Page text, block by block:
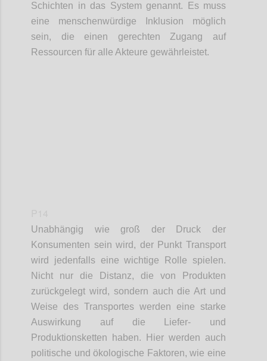
Schichten in das System genannt. Es muss
eine menschenwürdige Inklusion möglich
sein, d ie einen gerechten Zugang auf
Ressourcen für alle Akteure gewährleistet.
Unabhängig wie groß der Druck der
Konsumenten sein wird , der Punkt Transport
wird jedenfalls eine wichtige Rolle spielen.
Nicht nur die Distanz, die von Produkten
zurückgelegt wird, sondern auch die Art und
Weise des Transportes werden eine starke
Auswirkung auf die Liefer- und
Produktionsketten haben. Hier werden auch
politische und ökologische Faktoren, wie eine